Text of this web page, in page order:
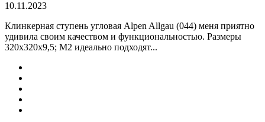
10.11.2023
Клинкерная ступень угловая Alpen Allgau (044) меня приятно
удивила своим качеством и функциональностью. Размеры
320x320x9,5; M2 идеально подходят...